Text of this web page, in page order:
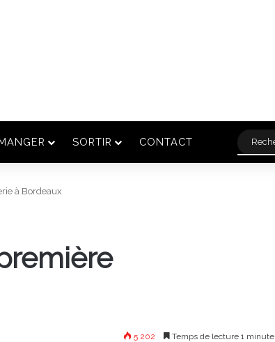
SORTIR CONTACT
à Bordeaux
5 202 Temps de lecture 1 minute